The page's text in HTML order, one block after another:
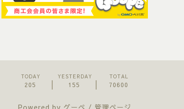
TODAY
205
YESTERDAY
155
TOTAL
70600
Powered by グーペ / 管理ページ